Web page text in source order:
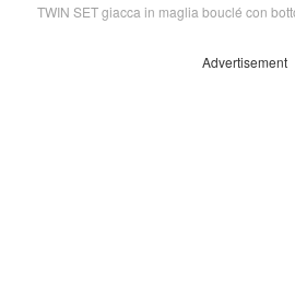
TWIN SET giacca in maglia bouclé con
Advertisement